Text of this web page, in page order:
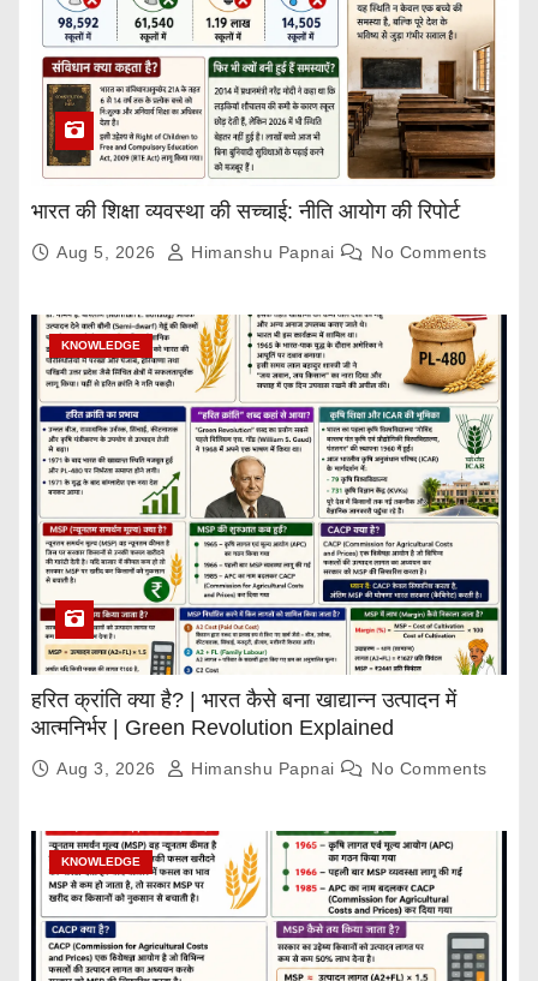
भारत की शिक्षा व्यवस्था की सच्चाई: नीति आयोग की रिपोर्ट
Aug 5, 2026 Himanshu Papnai No Comments
KNOWLEDGE
हरित क्रांति क्या है? | भारत कैसे बना खाद्यान्न उत्पादन में
आत्मनिर्भर | Green Revolution Explained
Aug 3, 2026 Himanshu Papnai No Comments
KNOWLEDGE